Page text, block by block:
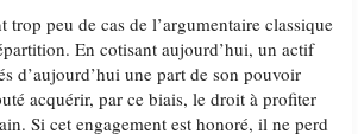
trop peu de cas de l’argumentaire classique
En cotisant aujourd’hui, un actif
d’aujourd’hui une part de son pouvoir
acquérir, par ce biais, le droit à profiter
Si cet engagement est honoré, il ne perd